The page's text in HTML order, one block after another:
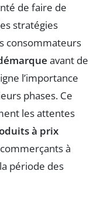
de faire de
stratégies
consommateurs
avant de
l’importance
phases. Ce
les attentes
à prix
à
période des